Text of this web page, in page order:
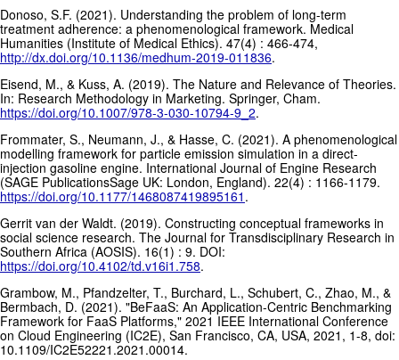
Donoso, S.F. (2021). Understanding the problem of long-term
treatment adherence: a phenomenological framework. Medical
Humanities (Institute of Medical Ethics). 47(4) : 466-474,
http://dx.doi.org/10.1136/medhum-2019-011836.
Eisend, M., & Kuss, A. (2019). The Nature and Relevance of Theories.
In: Research Methodology in Marketing. Springer, Cham.
https://doi.org/10.1007/978-3-030-10794-9_2.
Frommater, S., Neumann, J., & Hasse, C. (2021). A phenomenological
modelling framework for particle emission simulation in a direct-
injection gasoline engine. International Journal of Engine Research
(SAGE PublicationsSage UK: London, England). 22(4) : 1166-1179.
https://doi.org/10.1177/1468087419895161 .
Gerrit van der Waldt. (2019). Constructing conceptual frameworks in
social science research. The Journal for Transdisciplinary Research in
Southern Africa (AOSIS). 16(1) : 9. DOI:
https://doi.org/10.4102/td.v16i1.758.
Grambow, M., Pfandzelter, T., Burchard, L., Schubert, C., Zhao, M., &
Bermbach, D. (2021). "BeFaaS: An Application-Centric Benchmarking
Framework for FaaS Platforms," 2021 IEEE International Conference
on Cloud Engineering (IC2E), San Francisco, CA, USA, 2021, 1-8, doi:
10.1109/IC2E52221.2021.00014.